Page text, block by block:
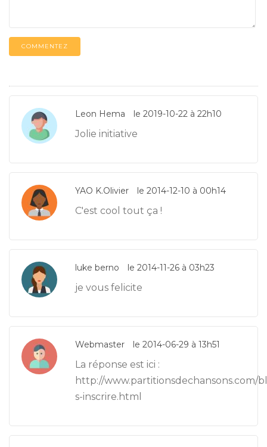
COMMENTEZ
Leon Hema le 2019-10-22 à 22h10
Jolie initiative
YAO K.Olivier le 2014-12-10 à 00h14
C'est cool tout ça !
luke berno le 2014-11-26 à 03h23
je vous felicite
Webmaster le 2014-06-29 à 13h51
La réponse est ici :
http://www.partitionsdechansons.com/
s-inscrire.html